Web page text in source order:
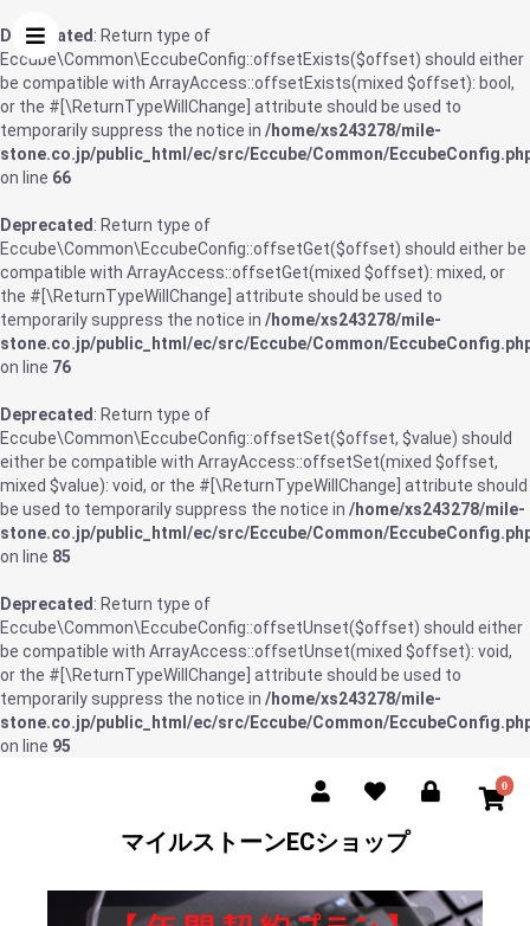
Deprecated : Return type of
Eccube\Common\EccubeConfig::offsetExists($offset) should either
be compatible with ArrayAccess::offsetExists(mixed $offset): bool,
or the #[\ReturnTypeWillChange] attribute should be used to
temporarily suppress the notice in /home/xs243278/mile-
stone.co.jp/public_html/ec/src/Eccube/Common/
on line 66
Deprecated : Return type of
Eccube\Common\EccubeConfig::offsetGet($offset) should either be
compatible with ArrayAccess::offsetGet(mixed $offset): mixed, or
the #[\ReturnTypeWillChange] attribute should be used to
temporarily suppress the notice in /home/xs243278/mile-
stone.co.jp/public_html/ec/src/Eccube/Common/
on line 76
Deprecated : Return type of
Eccube\Common\EccubeConfig::offsetSet($offset, $value) should
either be compatible with ArrayAccess::offsetSet(mixed $offset,
mixed $value): void, or the #[\ReturnTypeWillChange] attribute should
be used to temporarily suppress the notice in /home/xs243278/mile-
stone.co.jp/public_html/ec/src/Eccube/Common/
on line 85
Deprecated : Return type of
Eccube\Common\EccubeConfig::offsetUnset($offset) should either
be compatible with ArrayAccess::offsetUnset(mixed $offset): void,
or the #[\ReturnTypeWillChange] attribute should be used to
temporarily suppress the notice in /home/xs243278/mile-
stone.co.jp/public_html/ec/src/Eccube/Common/
on line 95
0
マイルストーンECショップ